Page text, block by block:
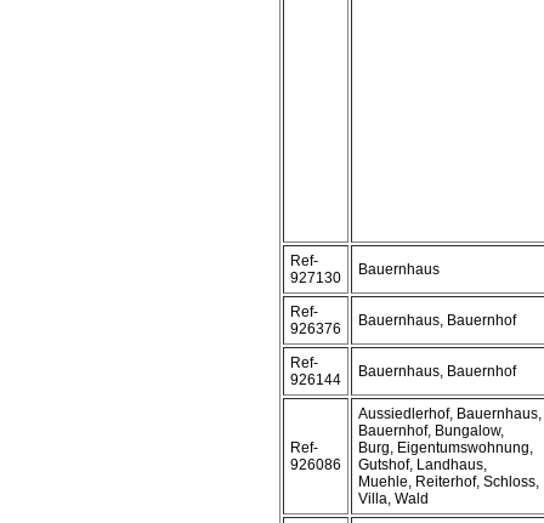
Ref-
927130
Bauernhaus
Ref-
926376
Bauernhaus, Bauernhof
Ref-
926144
Bauernhaus, Bauernhof
Ref-
926086
Aussiedlerhof, Bauernhaus,
Bauernhof, Bungalow,
Burg, Eigentumswohnung,
Gutshof, Landhaus,
Muehle, Reiterhof, Schloss,
Villa, Wald